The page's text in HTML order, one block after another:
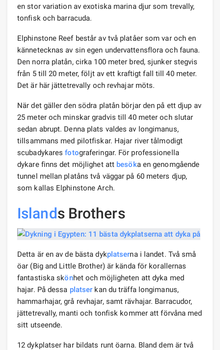
en stor variation av exotiska marina djur som trevally,
tonfisk och barracuda.
Elphinstone Reef består av två platåer som var och en
kännetecknas av sin egen undervattensflora och fauna.
Den norra platån, cirka 100 meter bred, sjunker stegvis
från 5 till 20 meter, följt av ett kraftigt fall till 40 meter.
Det är här jättetrevally och revhajar möts.
När det gäller den södra platån börjar den på ett djup av
25 meter och minskar gradvis till 40 meter och slutar
sedan abrupt. Denna plats valdes av longimanus,
tillsammans med pilotfiskar. Hajar river tålmodigt
scubadykaresfotograferingar. För professionella
dykare finns det möjlighet att besöka en genomgående
tunnel mellan platåns två väggar på 60 meters djup,
som kallas Elphinstone Arch.
Islands Brothers
Detta är en av de bästa dykplatserna i landet. Två små
öar (Big and Little Brother) är kända för korallernas
fantastiska skönhet och möjligheten att dyka med
hajar. På dessa platser kan du träffa longimanus,
hammarhajar, grå revhajar, samt rävhajar. Barracudor,
jättetrevally, manti och tonfisk kommer att förvåna med
sitt utseende.
12 dykplatser har bildats runt öarna. Bland dem är två